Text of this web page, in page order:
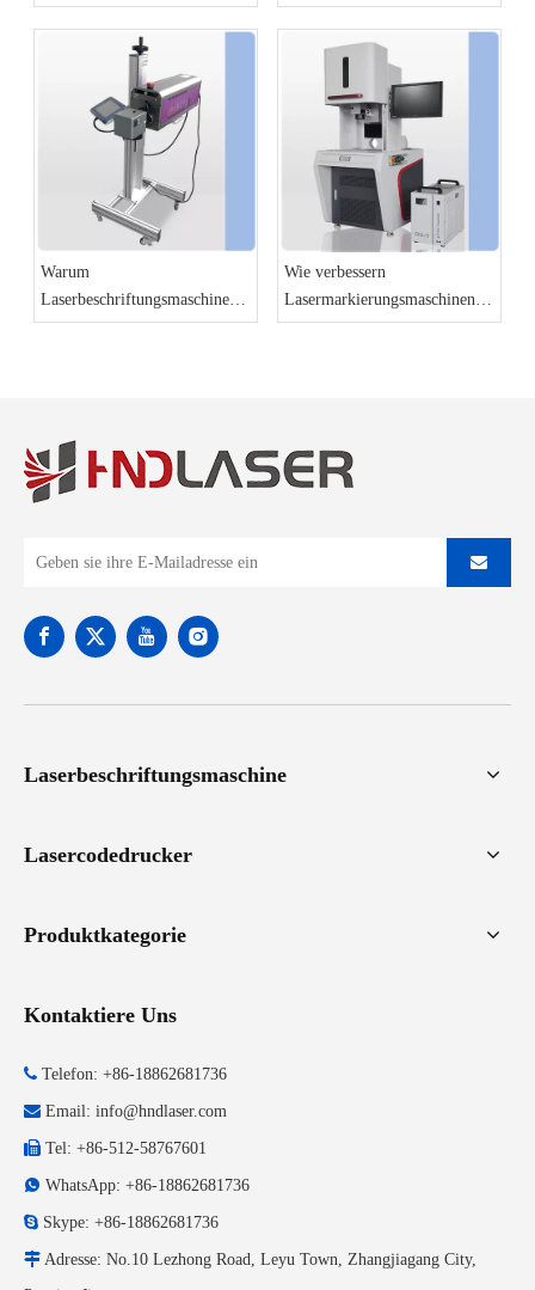
besser für Produktionslinien?
Warum
Laserbeschriftungsmaschinen
die Zukunft der Fertigung sind
Wie verbessern
Lasermarkierungsmaschinen
die Produktidentifizierung und
Laserbeschriftungsmaschine
Lasercodedrucker
Produktkategorie
Kontaktiere Uns
 Telefon: +86-18862681736
 Email: info@hndlaser.com
 Tel: +86-512-58767601
 WhatsApp: +86-18862681736
 Skype: +86-18862681736
 Adresse: No.10 Lezhong Road, Leyu Town, Zhangjiagang City,